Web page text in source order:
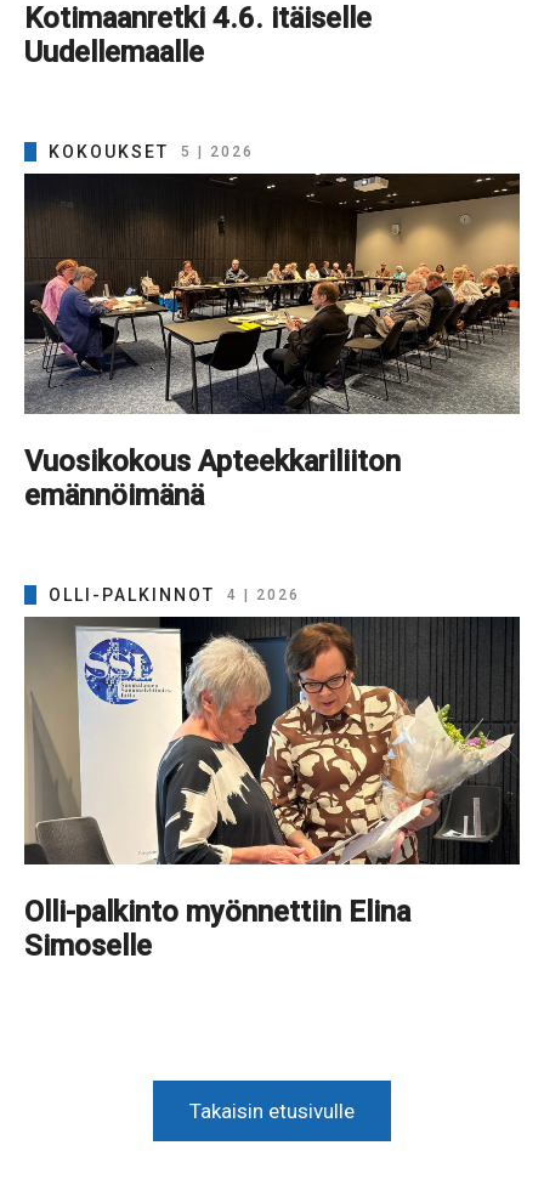
Kotimaanretki 4.6. itäiselle
Uudellemaalle
KOKOUKSET 5 | 2026
Vuosikokous Apteekkariliiton
emännöimänä
OLLI-PALKINNOT 4 | 2026
Olli-palkinto myönnettiin Elina
Simoselle
Takaisin etusivulle